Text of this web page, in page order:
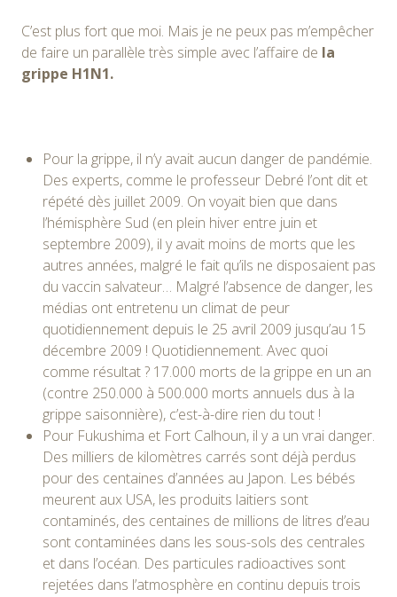
C’est plus fort que moi. Mais je ne peux pas m’empêcher
de faire un parallèle très simple avec l’affaire de la
grippe H1N1.
Pour la grippe, il n’y avait aucun danger de pandémie.
Des experts, comme le professeur Debré l’ont dit et
répété dès juillet 2009. On voyait bien que dans
l’hémisphère Sud (en plein hiver entre juin et
septembre 2009), il y avait moins de morts que les
autres années, malgré le fait qu’ils ne disposaient pas
du vaccin salvateur… Malgré l’absence de danger, les
médias ont entretenu un climat de peur
quotidiennement depuis le 25 avril 2009 jusqu’au 15
décembre 2009 ! Quotidiennement. Avec quoi
comme résultat ? 17.000 morts de la grippe en un an
(contre 250.000 à 500.000 morts annuels dus à la
grippe saisonnière), c’est-à-dire rien du tout !
Pour Fukushima et Fort Calhoun, il y a un vrai danger.
Des milliers de kilomètres carrés sont déjà perdus
pour des centaines d’années au Japon. Les bébés
meurent aux USA, les produits laitiers sont
contaminés, des centaines de millions de litres d’eau
sont contaminées dans les sous-sols des centrales
et dans l’océan. Des particules radioactives sont
rejetées dans l’atmosphère en continu depuis trois